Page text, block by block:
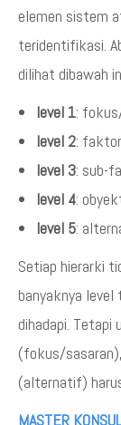
elemen sistem
teridentifikasi.
dilihat dibawah
level 1:
level 2:
level 3: sub-
level 4:
level 5:
Setiap hierarki
banyaknya level
dihadapi. Tetapi
(fokus/
(alternatif)
MASTER